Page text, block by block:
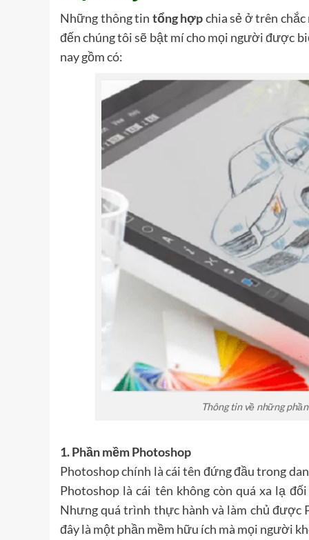
Những thông tin tổng hợpchia sẻ ở trên
đến chúng tôi sẽ bật mí cho mọi người được
nay gồm có:
Thông tin về những
1. Phần mềm Photoshop
Photoshop chính là cái tên đứng đầu trong
Photoshop là cái tên không còn quá xa lạ
Nhưng quá trình thực hành và làm chủ
đây là một phần mềm hữu ích mà mọi người